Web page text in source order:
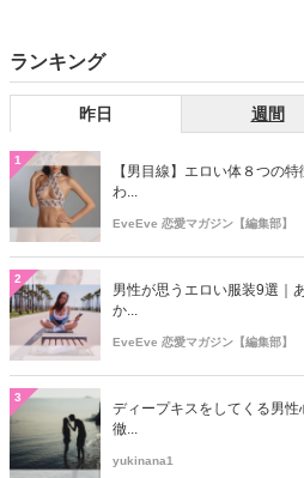
ランキング
昨日 週間
1
【男目線】エロい体８つの
わ...
EveEve 恋愛マガジン【編集部】
2
男性が思うエロい服装9選｜
か...
EveEve 恋愛マガジン【編集部】
3
ディープキスをしてくる男
徹...
yukinana1